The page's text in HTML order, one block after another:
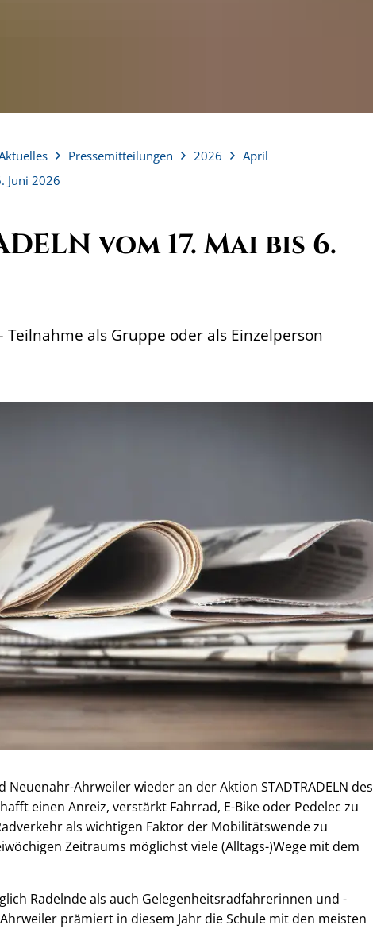
Pressemitteilungen 2026
April
Juni 2026
vom 17. Mai bis 6.
als Gruppe oder als Einzelperson
Ahrweiler wieder an der Aktion STADTRADELN des
einen Anreiz, verstärkt Fahrrad, E-Bike oder Pedelec zu
als wichtigen Faktor der Mobilitätswende zu
Zeitraums möglichst viele (Alltags-)Wege mit dem
Radelnde als auch Gelegenheitsradfahrerinnen und -
prämiert in diesem Jahr die Schule mit den meisten